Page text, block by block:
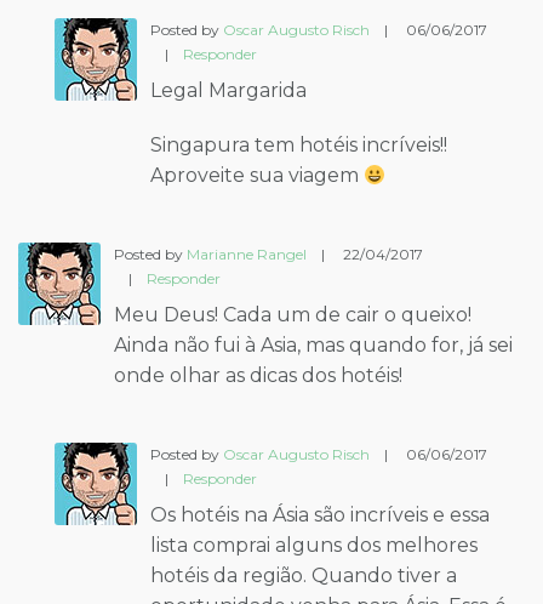
Posted by Oscar Augusto Risch |
06/06/2017
|
Responder
Legal Margarida
Singapura tem hotéis incríveis!!
Aproveite sua viagem
Posted by Marianne Rangel |
22/04/2017
|
Responder
Meu Deus! Cada um de cair o queixo!
Ainda não fui à Asia, mas quando for, já sei
onde olhar as dicas dos hotéis!
Posted by Oscar Augusto Risch |
06/06/2017
|
Responder
Os hotéis na Ásia são incríveis e essa
lista comprai alguns dos melhores
hotéis da região. Quando tiver a